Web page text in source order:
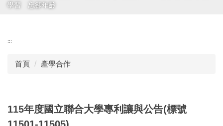
學習 忘卻年齡
:::
首頁 產學合作
115年度國立聯合大學專利讓與公告(標號